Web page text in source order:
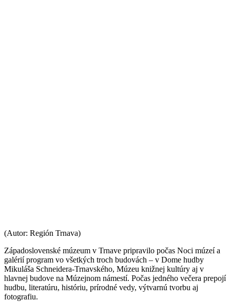
(Autor: Región Trnava)
Západoslovenské múzeum v Trnave pripravilo počas Noci múzeí a
galérií program vo všetkých troch budovách – v Dome hudby
Mikuláša Schneidera-Trnavského, Múzeu knižnej kultúry aj v
hlavnej budove na Múzejnom námestí. Počas jedného večera prepojí
hudbu, literatúru, históriu, prírodné vedy, výtvarnú tvorbu aj
fotografiu.